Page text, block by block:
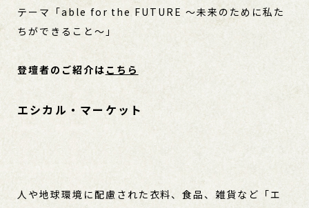
テーマ「able for the FUTURE 〜未来のために私た
ちができること〜」
登壇者のご紹介は こちら
エシカル・マーケット
人や地球環境に配慮された衣料、食品、雑貨など「エ